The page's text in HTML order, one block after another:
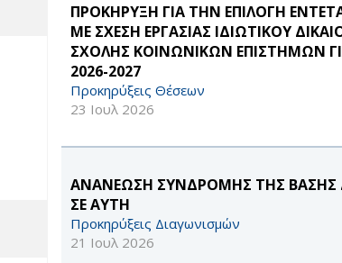
ΠΡΟΚΗΡΥΞΗ ΓΙΑ ΤΗΝ ΕΠΙΛΟΓΗ
ΜΕ ΣΧΕΣΗ ΕΡΓΑΣΙΑΣ ΙΔΙΩΤΙΚΟΥ
ΣΧΟΛΗΣ ΚΟΙΝΩΝΙΚΩΝ ΕΠΙΣΤΗΜΩΝ
2026-2027
Προκηρύξεις Θέσεων
23 Ιουλ 2026
ΑΝΑΝΕΩΣΗ ΣΥΝΔΡΟΜΗΣ ΤΗΣ ΒΑΣΗΣ
ΣΕ ΑΥΤΗ
Προκηρύξεις Διαγωνισμών
21 Ιουλ 2026